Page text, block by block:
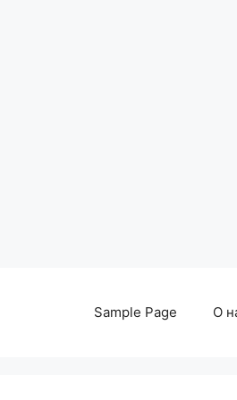
Sample Page О